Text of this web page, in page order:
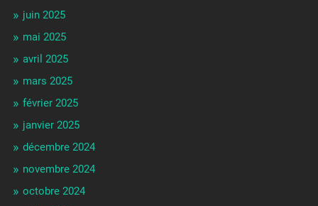
juin 2025
mai 2025
avril 2025
mars 2025
février 2025
janvier 2025
décembre 2024
novembre 2024
octobre 2024